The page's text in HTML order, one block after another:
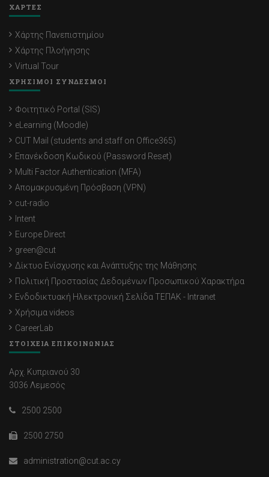
ΧΑΡΤΕΣ
Χάρτης Πανεπιστημίου
Χάρτης Πλοήγησης
Virtual Tour
ΧΡΗΣΙΜΟΙ ΣΥΝΔΕΣΜΟΙ
Φοιτητικό Portal (SIS)
eLearning (Moodle)
CUT Mail (students and staff on Office365)
Επανέκδοση Κωδικού (Password Reset)
Multi Factor Authentication (MFA)
Απομακρυσμένη Πρόσβαση (VPN)
cut-radio
Intent
Europe Direct
green@cut
Δίκτυο Ενίσχυσης και Ανάπτυξης της Μάθησης
Πολιτική Προστασίας Δεδομένων Προσωπικού Χαρακτήρα
Ενδοδικτυακή Ηλεκτρονική Σελίδα ΤΕΠΑΚ - Intranet
Χρήσιμα videos
CareerLab
ΣΤΟΙΧΕΙΑ ΕΠΙΚΟΙΝΩΝΙΑΣ
Αρχ. Κυπριανού 30
3036 Λεμεσός
2500 2500
2500 2750
administration@cut.ac.cy